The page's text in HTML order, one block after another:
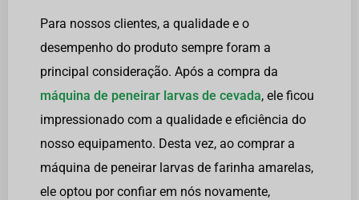
Para nossos clientes, a qualidade e o
desempenho do produto sempre foram a
principal consideração. Após a compra da
máquina de peneirar larvas de cevada, ele ficou
impressionado com a qualidade e eficiência do
nosso equipamento. Desta vez, ao comprar a
máquina de peneirar larvas de farinha amarelas,
ele optou por confiar em nós novamente,